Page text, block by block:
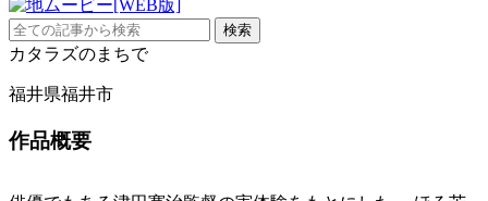
カタラズのまちで
福井県福井市
作品概要